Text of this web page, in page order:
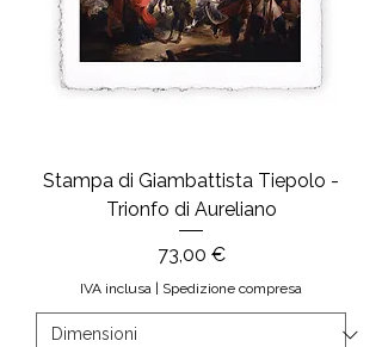
Stampa di Giambattista Tiepolo -
Trionfo di Aureliano
Prezzo
73,00 €
IVA inclusa Spedizione compresa